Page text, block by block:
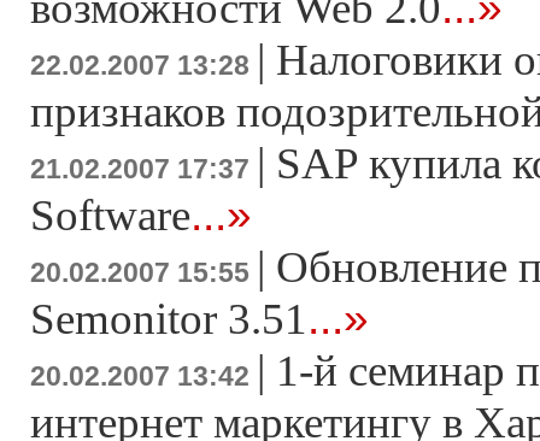
22.02.2007 13:28 | Налоговики
признаков
21.02.2007 17:37 | SAP купила
Software...»
20.02.2007 15:55 | Обновление
Semonitor 3.51...»
20.02.2007 13:42 | 1-й семинар
интернет маркетингу в